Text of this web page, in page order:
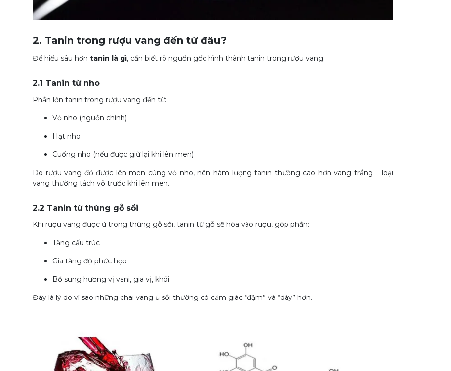
2. Tanin trong rượu vang đến từ đâu?
Để hiểu sâu hơn tanin là gì, cần biết rõ nguồn gốc hình thành tanin trong rượu vang.
2.1 Tanin từ nho
Phần lớn tanin trong rượu vang đến từ:
Vỏ nho (nguồn chính)
Hạt nho
Cuống nho (nếu được giữ lại khi lên men)
Do rượu vang đỏ được lên men cùng vỏ nho, nên hàm lượng tanin thường cao hơn vang trắng – loại
vang thường tách vỏ trước khi lên men.
2.2 Tanin từ thùng gỗ sồi
Khi rượu vang được ủ trong thùng gỗ sồi, tanin từ gỗ sẽ hòa vào rượu, góp phần:
Tăng cấu trúc
Gia tăng độ phức hợp
Bổ sung hương vị vani, gia vị, khói
Đây là lý do vì sao những chai vang ủ sồi thường có cảm giác “đậm” và “dày” hơn.